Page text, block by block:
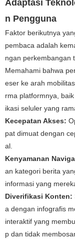
Adaptasi
n Pengguna
Faktor berikutnya
pembaca adalah
ngan perkembangan
Memahami bahwa
eser ke arah
rma platformnya,
ikasi seluler yang
Kecepatan Akses:
pat dimuat dengan
al.
Kenyamanan
an kategori berita
informasi yang
Diverifikasi Konten:
a dengan infografis
interaktif yang
p dan tidak